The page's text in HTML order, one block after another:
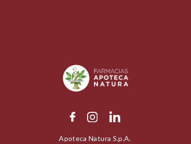
Apoteca Natura S.p.A.